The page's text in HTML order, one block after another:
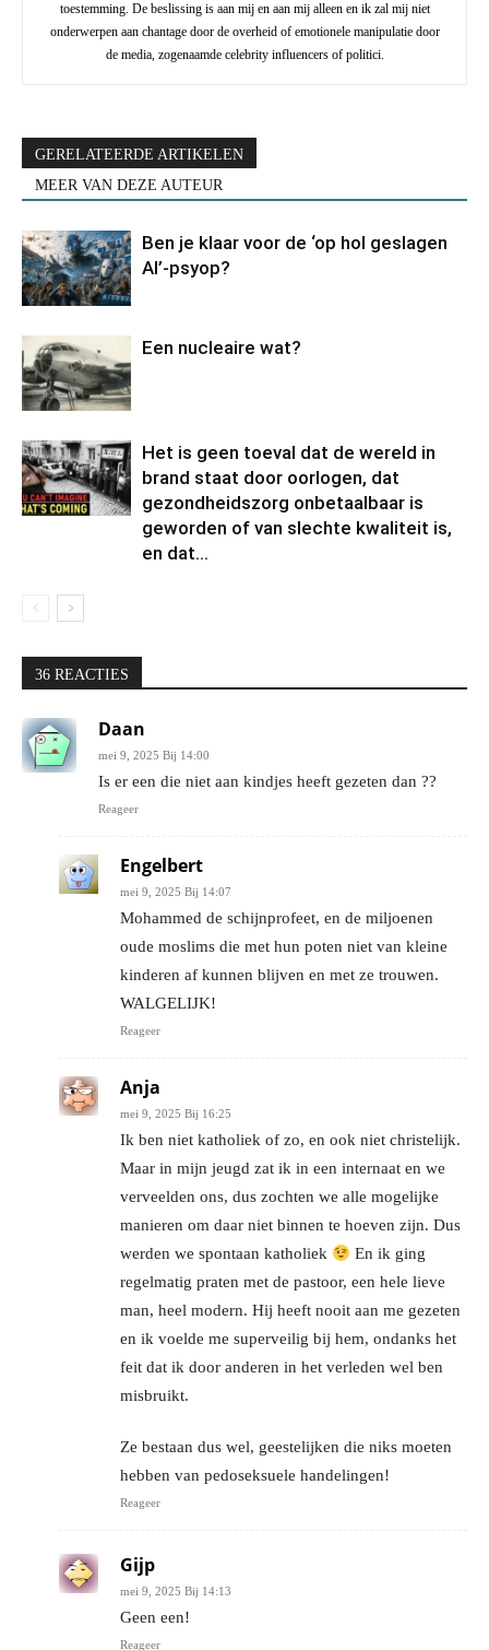
toestemming. De beslissing is aan mij en aan mij alleen en ik zal mij niet
onderwerpen aan chantage door de overheid of emotionele manipulatie door
de media, zogenaamde celebrity influencers of politici.
GERELATEERDE ARTIKELEN
MEER VAN DEZE AUTEUR
Ben je klaar voor de ‘op hol geslagen
AI’-psyop?
Een nucleaire wat?
Het is geen toeval dat de wereld in
brand staat door oorlogen, dat
gezondheidszorg onbetaalbaar is
geworden of van slechte kwaliteit is,
en dat...
36 REACTIES
Daan
mei 9, 2025 Bij 14:00
Is er een die niet aan kindjes heeft gezeten dan ??
Reageer
Engelbert
mei 9, 2025 Bij 14:07
Mohammed de schijnprofeet, en de miljoenen
oude moslims die met hun poten niet van kleine
kinderen af kunnen blijven en met ze trouwen.
WALGELIJK!
Reageer
Anja
mei 9, 2025 Bij 16:25
Ik ben niet katholiek of zo, en ook niet christelijk.
Maar in mijn jeugd zat ik in een internaat en we
verveelden ons, dus zochten we alle mogelijke
manieren om daar niet binnen te hoeven zijn. Dus
werden we spontaan katholiek
En ik ging
regelmatig praten met de pastoor, een hele lieve
man, heel modern. Hij heeft nooit aan me gezeten
en ik voelde me superveilig bij hem, ondanks het
feit dat ik door anderen in het verleden wel ben
misbruikt.
Ze bestaan dus wel, geestelijken die niks moeten
hebben van pedoseksuele handelingen!
Reageer
Gijp
mei 9, 2025 Bij 14:13
Geen een!
Reageer